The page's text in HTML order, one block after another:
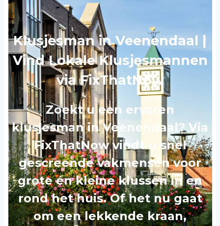
Klusjesman in Veenendaal |
Vind Lokale Klusjesmannen
via FixThatNow
Zoekt u een ervaren
klusjesman in Veenendaal? Via
FixThatNow vindt u snel
gescreende vakmensen voor
grote én kleine klussen in en
rond het huis. Of het nu gaat
om een lekkende kraan,